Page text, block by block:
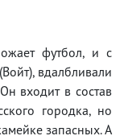
футбол, и с
вдалбливали
входит в состав
городка, но
запасных. А